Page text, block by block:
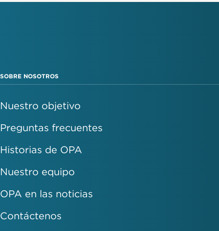
SOBRE NOSOTROS
Nuestro objetivo
Preguntas frecuentes
Historias de OPA
Nuestro equipo
OPA en las noticias
Contáctenos